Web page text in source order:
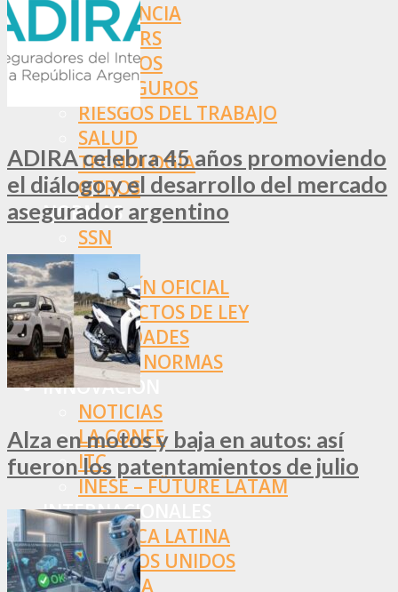
ASISTENCIA
BROKERS
SEGUROS
REASEGUROS
RIESGOS DEL TRABAJO
SALUD
TECNOLOGÍA
OTROS
NORMAS
SSN
SRT
BOLETÍN OFICIAL
PROYECTOS DE LEY
SOCIEDADES
OTRAS NORMAS
INNOVACIÓN
NOTICIAS
LA CONFE
ITC
INESE – FÜTURE LATAM
INTERNACIONALES
AMÉRICA LATINA
ESTADOS UNIDOS
EUROPA
ADIRA celebra 45 años promoviendo
el diálogo y el desarrollo del mercado
asegurador argentino
Alza en motos y baja en autos: así
fueron los patentamientos de julio